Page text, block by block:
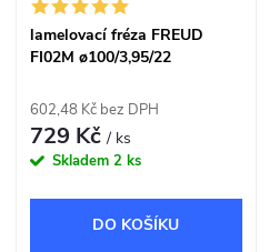
p
o
s
o
lamelovací fréza FREUD
FI02M ø100/3,95/22
602,48 Kč bez DPH
729 Kč/ ks
Skladem 2 ks
DO KOŠÍKU